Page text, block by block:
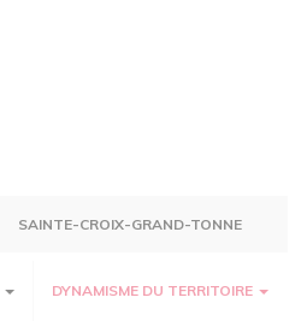
SAINTE-CROIX-GRAND-TONNE
DYNAMISME DU TERRITOIRE